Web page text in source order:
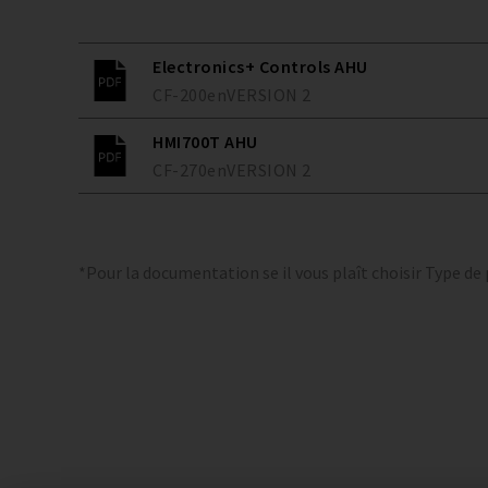
Electronics+ Controls AHU
CF-200enVERSION 2
HMI700T AHU
CF-270enVERSION 2
*Pour la documentation se il vous plaît choisir Type de